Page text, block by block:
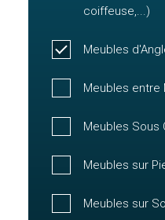
coiffeuse,...)
Meubles
Meubles entre
Meubles Sous
Meubles sur
Meubles sur